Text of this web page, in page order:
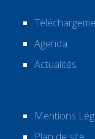
Agenda
Actualités
Mentions